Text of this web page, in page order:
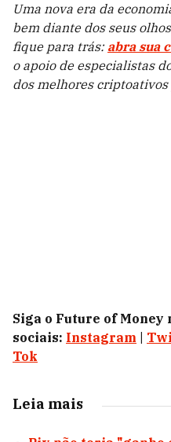
Uma nova era da
bem diante dos seus
fique para trás: abra sua
o apoio de especialistas
dos melhores
Siga o Future of Money
sociais: Instagram
Tok
Leia mais